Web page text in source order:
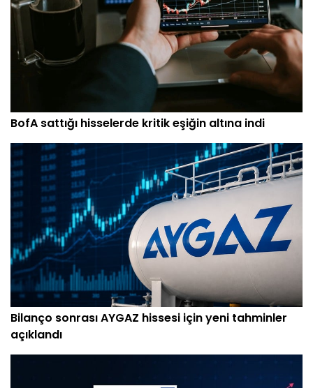
BofA sattığı hisselerde kritik eşiğin altına indi
Bilanço sonrası AYGAZ hissesi için yeni tahminler
açıklandı